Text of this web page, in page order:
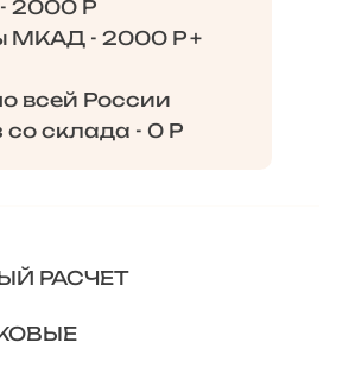
2000 Р
МКАД - 2000 Р +
всей России
склада - 0 Р
РАСЧЕТ